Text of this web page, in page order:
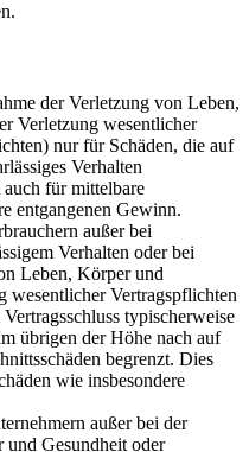
der Verletzung von Leben,
Verletzung wesentlicher
nur für Schäden, die auf
Verhalten
für mittelbare
entgangenen Gewinn.
außer bei
Verhalten oder bei
Leben, Körper und
wesentlicher Vertragspflichten
typischerweise
übrigen der Höhe nach auf
begrenzt. Dies
wie insbesondere
außer bei der
Gesundheit oder